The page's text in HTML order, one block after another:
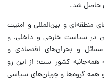
حاصل شد.
منطقه‌ای و بین‌المللی و امنیت
در سیاست خارجی و داخلی، و
و بحران‌های اقتصادی و
همه‌جانبه کشور است؛ از این رو
همه گروه‌ها و جریان‌های سیاسی